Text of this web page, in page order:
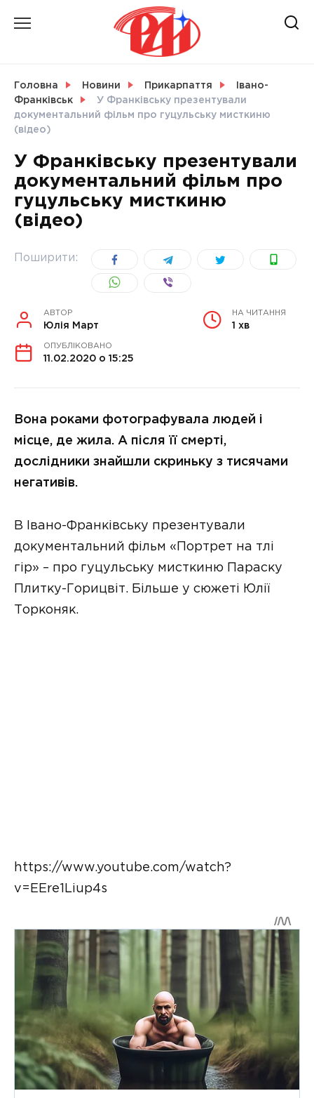
СВІТ
УКРАЇНА
Головна Новини Прикарпаття
Івано-
Франківськ
У Франківську презентували
документальний фільм про гуцульську мисткиню
(відео)
У Франківську презентували
документальний фільм про
гуцульську мисткиню
(відео)
Поширити:
АВТОР
Юлія Март
НА ЧИТАННЯ
1 хв
ОПУБЛІКОВАНО
11.02.2020 о 15:25
Вона роками фотографувала людей і
місце, де жила. А після її смерті,
дослідники знайшли скриньку з тисячами
негативів.
В Івано-Франківську презентували
документальний фільм «Портрет на тлі
гір» – про гуцульську мисткиню Параску
Плитку-Горицвіт. Більше у сюжеті Юлії
Торконяк.
https://www.youtube.com/watch?
v=EEre1Liup4s